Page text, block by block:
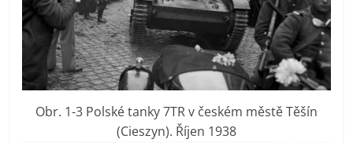
Obr. 1-3 Polské tanky 7TR v českém městě Těšín
(Cieszyn). Říjen 1938